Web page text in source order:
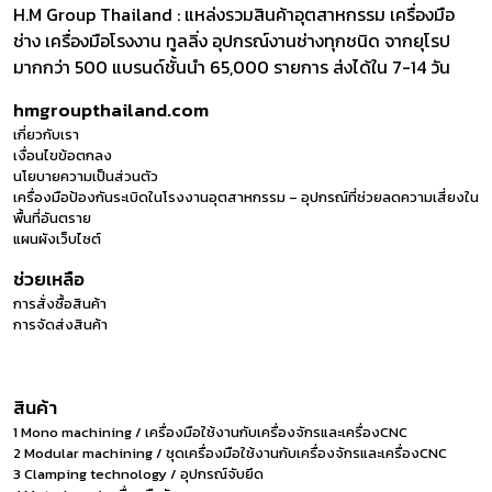
H.M Group Thailand : แหล่งรวมสินค้าอุตสาหกรรม เครื่องมือ
ช่าง เครื่องมือโรงงาน ทูลลิ่ง อุปกรณ์งานช่างทุกชนิด จากยุโรป
มากกว่า 500 แบรนด์ชั้นนำ 65,000 รายการ ส่งได้ใน 7-14 วัน
hmgroupthailand.com
เกี่ยวกับเรา
เงื่อนไขข้อตกลง
นโยบายความเป็นส่วนตัว
เครื่องมือป้องกันระเบิดในโรงงานอุตสาหกรรม – อุปกรณ์ที่ช่วยลดความเสี่ยงใน
พื้นที่อันตราย
แผนผังเว็บไซต์
ช่วยเหลือ
การสั่งซื้อสินค้า
การจัดส่งสินค้า
สินค้า
1 Mono machining / เครื่องมือใช้งานกับเครื่องจักรและเครื่องCNC
2 Modular machining / ชุดเครื่องมือใช้งานกับเครื่องจักรและเครื่องCNC
3 Clamping technology / อุปกรณ์จับยึด